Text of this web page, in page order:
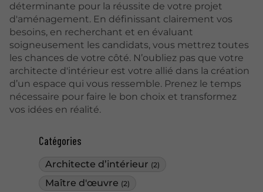
Catégories
Architecte d’intérieur (2)
Maître d'œuvre (2)
déterminante pour la réussite de votre projet
d'aménagement. En définissant clairement vos
besoins, en recherchant et en évaluant
soigneusement les candidats, vous mettrez toutes
les chances de votre côté. N’oubliez pas que votre
architecte d'intérieur est votre allié dans la création
d’un espace qui vous ressemble. Prenez le temps
nécessaire pour faire le bon choix et transformez
vos idées en réalité.